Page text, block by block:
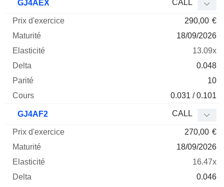
GJ4AEX CALL
290,00 €
18/09/2026
13.09x
0.048
10
0.031 / 0.101
GJ4AF2 CALL
270,00 €
18/09/2026
16.47x
0.046